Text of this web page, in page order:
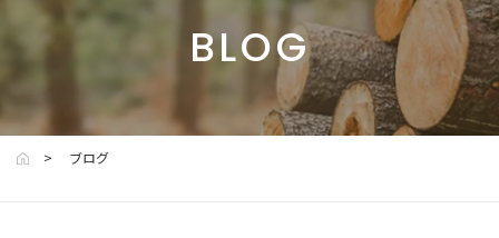
BLOG
ブログ